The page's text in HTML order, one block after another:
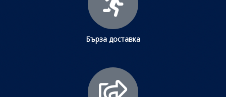
Бърза доставка